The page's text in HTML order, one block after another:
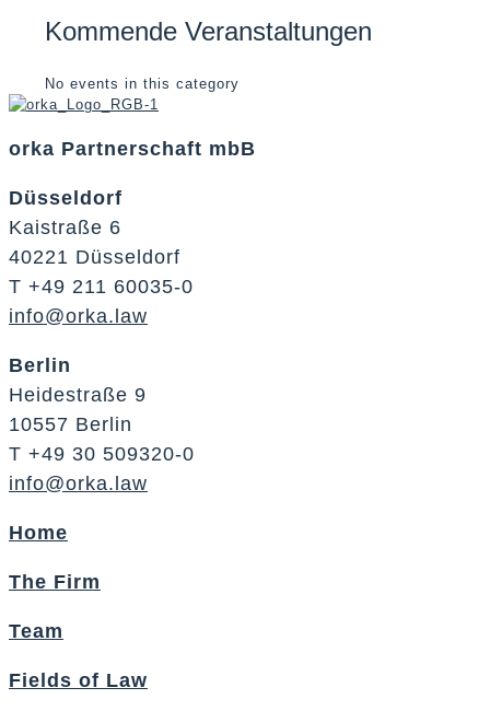
Kommende Veranstaltungen
No events in this category
orka Partnerschaft mbB
Düsseldorf
Kaistraße 6
40221 Düsseldorf
T +49 211 60035-0
info@orka.law
Berlin
Heidestraße 9
10557 Berlin
T +49 30 509320-0
info@orka.law
Home
The Firm
Team
Fields of Law